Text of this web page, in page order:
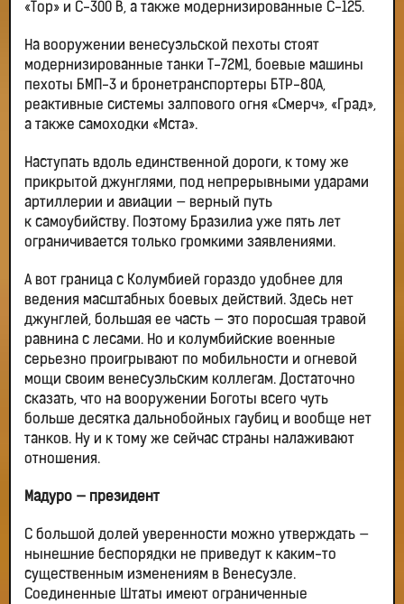
«Тор» и С-300 В, а также модернизированные С-125.
На вооружении венесуэльской пехоты стоят
модернизированные танки Т-72М1, боевые машины
пехоты БМП-3 и бронетранспортеры БТР-80А,
реактивные системы залпового огня «Смерч», «Град»,
а также самоходки «Мста».
Наступать вдоль единственной дороги, к тому же
прикрытой джунглями, под непрерывными ударами
артиллерии и авиации — верный путь
к самоубийству. Поэтому Бразилиа уже пять лет
ограничивается только громкими заявлениями.
А вот граница с Колумбией гораздо удобнее для
ведения масштабных боевых действий. Здесь нет
джунглей, большая ее часть — это поросшая травой
равнина с лесами. Но и колумбийские военные
серьезно проигрывают по мобильности и огневой
мощи своим венесуэльским коллегам. Достаточно
сказать, что на вооружении Боготы всего чуть
больше десятка дальнобойных гаубиц и вообще нет
танков. Ну и к тому же сейчас страны налаживают
отношения.
Мадуро — президент
С большой долей уверенности можно утверждать —
нынешние беспорядки не приведут к каким-то
существенным изменениям в Венесуэле.
Соединенные Штаты имеют ограниченные